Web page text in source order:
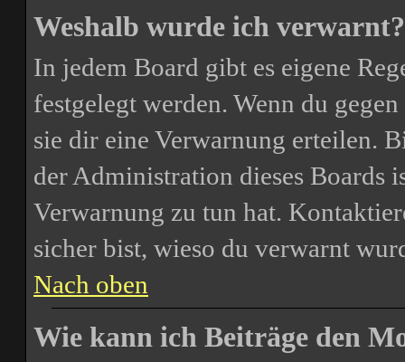
Weshalb wurde ich verwarnt?
In jedem Board gibt es eigene
festgelegt werden. Wenn du
sie dir eine Verwarnung erteilen.
der Administration dieses Boards
Verwarnung zu tun hat.
sicher bist, wieso du verwarnt
Nach oben
Wie kann ich Beiträge den